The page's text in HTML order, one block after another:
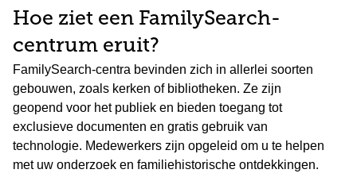
Hoe ziet een FamilySearch-
centrum eruit?
FamilySearch-centra bevinden zich in allerlei soorten
gebouwen, zoals kerken of bibliotheken. Ze zijn
geopend voor het publiek en bieden toegang tot
exclusieve documenten en gratis gebruik van
technologie. Medewerkers zijn opgeleid om u te helpen
met uw onderzoek en familiehistorische ontdekkingen.